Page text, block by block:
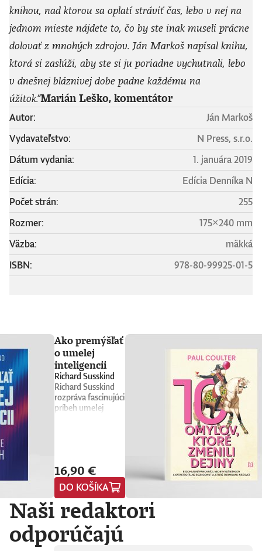
knihou, nad ktorou sa oplatí stráviť čas, lebo v nej na
jednom mieste nájdete to, čo by ste inak museli prácne
dolovať z mnohých zdrojov. Ján Markoš napísal knihu,
ktorá si zaslúži, aby ste si ju poriadne vychutnali, lebo
v dnešnej bláznivej dobe padne každému na
úžitok.“Marián Leško, komentátor
Autor:
Ján Markoš
Vydavateľstvo:
N Press, s.r.o.
Dátum vydania:
1. januára 2019
Edícia:
Edícia Denníka N
Počet strán:
255
Rozmer:
175×240 mm
Väzba:
mäkká
ISBN:
978-80-99925-01-5
Ako premýšľať
o umelej
inteligencii
Richard Susskind
Richard Susskind
rozpráva fascinujúci
príbeh umelej
všetko, čo sme si o
nej doteraz mysleli.
Vyvádza umelú
inteligenciu z prísne
strážených
počítačových
laboratórií
technologických
16,90 €
DO KOŠÍKA
Naši redaktori
odporúčajú